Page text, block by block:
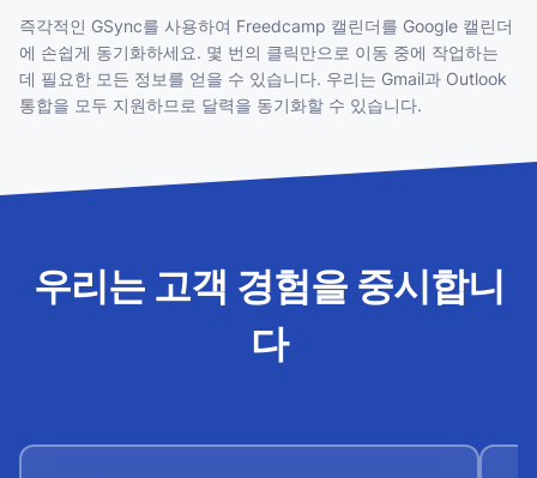
즉각적인 GSync를 사용하여 Freedcamp 캘린더를 Google 캘린더
에 손쉽게 동기화하세요. 몇 번의 클릭만으로 이동 중에 작업하는
데 필요한 모든 정보를 얻을 수 있습니다. 우리는 Gmail과 Outlook
통합을 모두 지원하므로 달력을 동기화할 수 있습니다.
우리는 고객 경험을 중시합니
다